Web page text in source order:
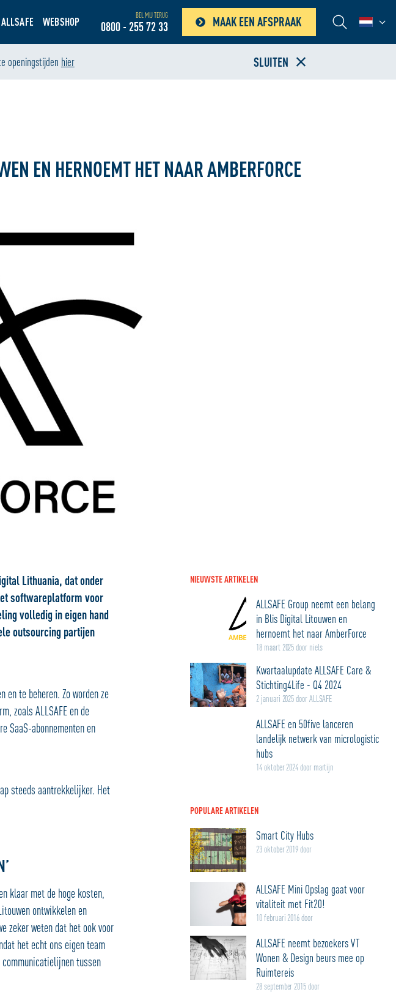
WEBSHOP
BEL MIJ TERUG
0800 - 255 72 33 MAAK EEN AFSPRAAK
openingstijden hier SLUITEN
EN HERNOEMT HET NAAR AMBERFORCE
Lithuania, dat onder
softwareplatform voor
volledig in eigen hand
outsourcing partijen
te beheren. Zo worden ze
zoals ALLSAFE en de
SaaS-abonnementen en
steeds aantrekkelijker. Het
klaar met de hoge kosten,
ontwikkelen en
zeker weten dat het ook voor
het echt ons eigen team
tussen
NIEUWSTE ARTIKELEN
ALLSAFE Group neemt een belang
in Blis Digital Litouwen en
hernoemt het naar AmberForce
18 maart 2025 door niels
Kwartaalupdate ALLSAFE Care &
Stichting4Life - Q4 2024
2 januari 2025 door ALLSAFE
ALLSAFE en 50five lanceren
landelijk netwerk van micrologistic
hubs
14 oktober 2024 door martijn
POPULARE ARTIKELEN
Smart City Hubs
23 oktober 2019 door
ALLSAFE Mini Opslag gaat voor
vitaliteit met Fit20!
10 februari 2016 door
ALLSAFE neemt bezoekers VT
Wonen & Design beurs mee op
Ruimtereis
28 september 2015 door